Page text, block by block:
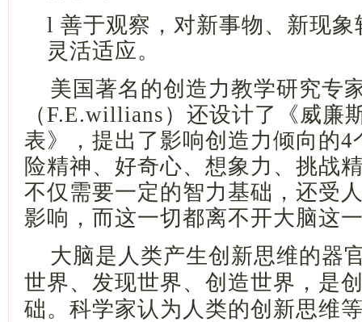
l 善于观察，对新事物、新现
灵活适应。
美国著名的创造力教学研究专
（F.E.willians）还设计了《威廉
表》，提出了影响创造力倾向的4
险精神、好奇心、想象力、挑战
不仅需要一定的智力基础，还受
影响，而这一切都离不开大脑这
大脑是 人类产生创新思维的器
世界、发现世界、创造世界 ， 是
础。 科学家认为 人类的创新思维